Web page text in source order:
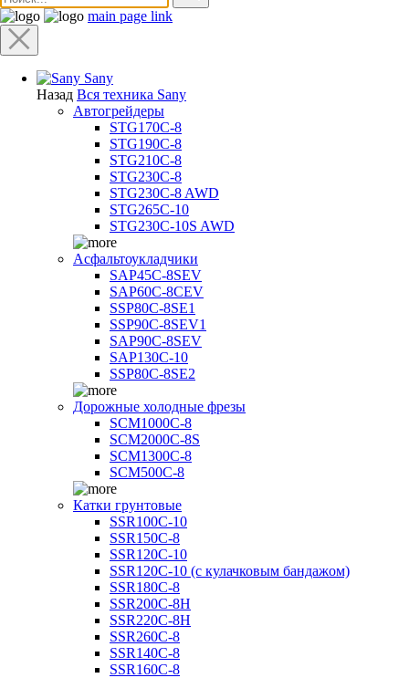
main page link
Sany
Назад Вся техника Sany
Автогрейдеры
STG170C-8
STG190C-8
STG210C-8
STG230C-8
STG230C-8 AWD
STG265C-10
STG230C-10S AWD
Асфальтоукладчики
SAP45С-8SEV
SAP60C-8CEV
SSP80C-8SE1
SSP90C-8SEV1
SAP90C-8SEV
SAP130C-10
SSP80C-8SE2
Дорожные холодные фрезы
SCM1000C-8
SCM2000C-8S
SCM1300C-8
SCM500C-8
Катки грунтовые
SSR100C-10
SSR150C-8
SSR120C-10
SSR120C-10 (с кулачковым бандажом)
SSR180C-8
SSR200C-8H
SSR220C-8H
SSR260C-8
SSR140C-8
SSR160C-8